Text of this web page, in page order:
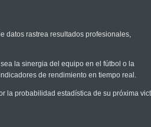
datos rastrea resultados profesionales,
la sinergia del equipo en el fútbol o la
de rendimiento en tiempo real.
la probabilidad estadística de su próxima